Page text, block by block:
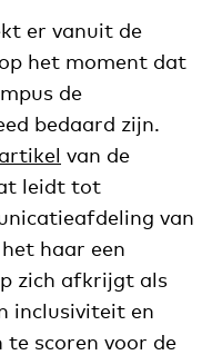
er vanuit de
het moment dat
de
bedaard zijn.
van de
leidt tot
van
haar een
zich afkrijgt als
inclusiviteit en
scoren voor de